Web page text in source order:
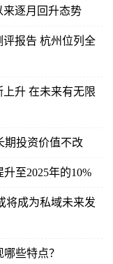
逐月回升态势
报告 杭州位列全
升 在未来有无限
期投资价值不改
至2025年的10%
将成为私域未来发
些特点？